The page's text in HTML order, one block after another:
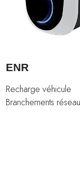
ENR
Recharge véhicule
Branchements